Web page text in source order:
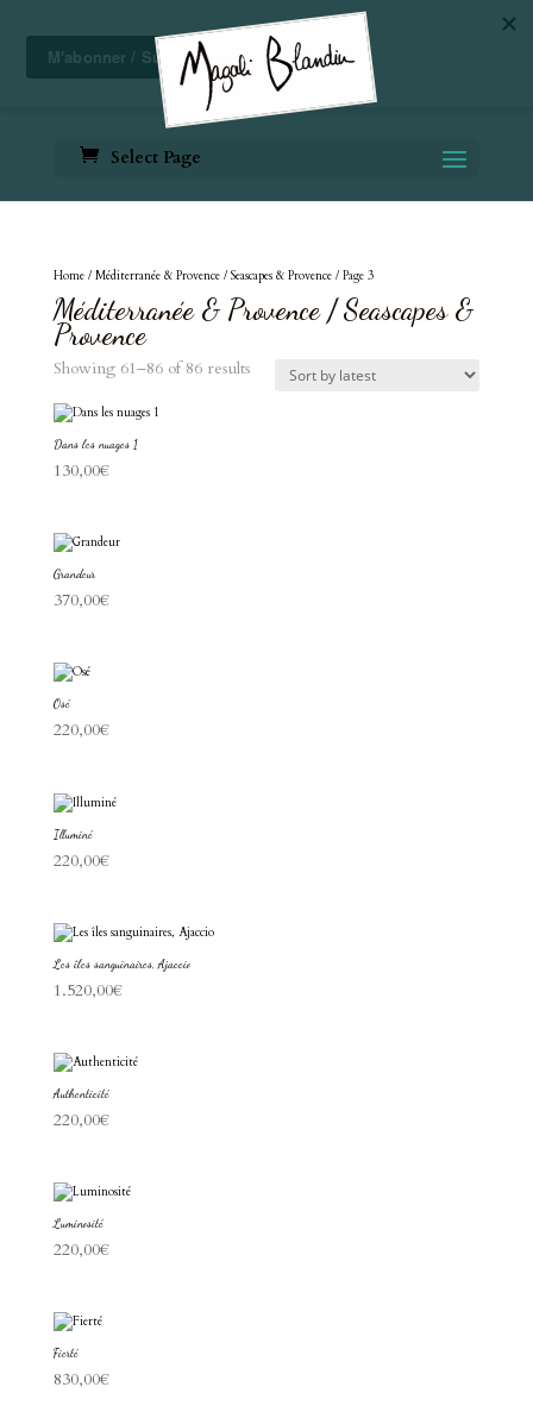
Select Page
Home/ Méditerranée & Provence / Seascapes & Provence/ Page 3
Méditerranée & Provence / Seascapes &
Provence
Showing 61–86 of 86 resultsSorted
Dans les nuages 1
130,00€
Grandeur
370,00€
Osé
220,00€
Illuminé
220,00€
Les îles sanguinaires, Ajaccio
1.520,00€
Authenticité
220,00€
Luminosité
220,00€
Fierté
830,00€